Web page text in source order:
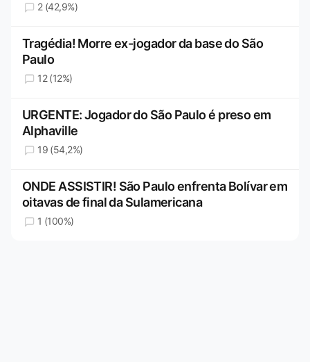
2 (42,9%)
Tragédia! Morre ex-jogador da base do São
Paulo
12 (12%)
URGENTE: Jogador do São Paulo é preso em
Alphaville
19 (54,2%)
ONDE ASSISTIR! São Paulo enfrenta Bolívar em
oitavas de final da Sulamericana
1 (100%)